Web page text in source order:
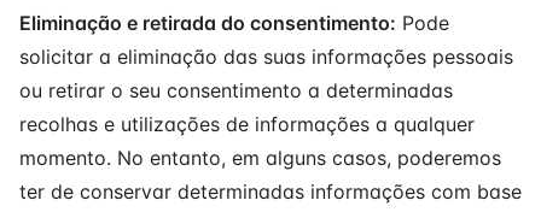
Eliminação e retirada do consentimento: Pode
solicitar a eliminação das suas informações pessoais
ou retirar o seu consentimento a determinadas
recolhas e utilizações de informações a qualquer
momento. No entanto, em alguns casos, poderemos
ter de conservar determinadas informações com base